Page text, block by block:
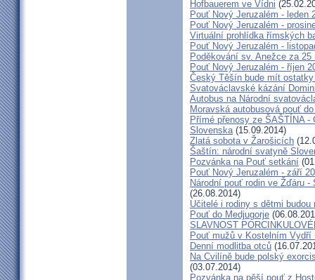
Hofbauerem ve Vídni
Pouť Nový Jeruzalém - leden
Pouť Nový Jeruzalém -
Virtuální prohlídka římských
Pouť Nový Jeruzalém -
Poděkování sv. Anežce za 25
Pouť Nový Jeruzalém - říjen
Český Těšín bude mít
Svatováclavské kázání
Autobus na Národní
Moravská autobusová pouť
Přímé přenosy ze ŠAŠTÍNA -
Slovenska(15.09.2014)
Zlatá sobota v Žarošicích
Šaštín: národní svatyně
Pozvánka na Pouť setkání
Pouť Nový Jeruzalém - září
Národní pouť rodin ve Žďáru
(26.08.2014)
Učitelé i rodiny s dětmi
Pouť do Medjugorje
SLAVNOST
Pouť mužů v Kostelním Vydří
Denní modlitba otců
Na Cvilíně bude polský
(03.07.2014)
Pozvánka na pěší pouť z